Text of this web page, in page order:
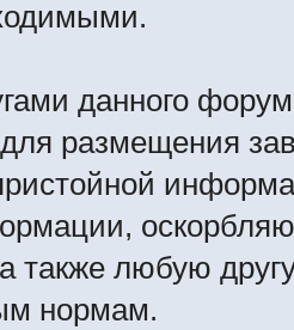
данного
размещения
также любую
нормам.